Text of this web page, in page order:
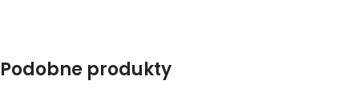
Podobne produkty